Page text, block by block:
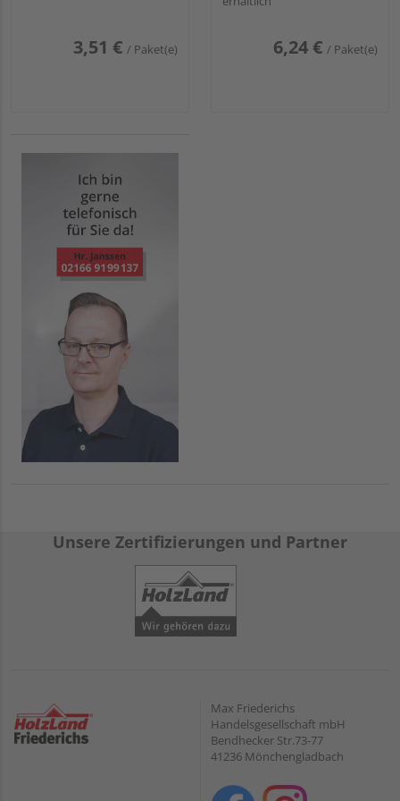
3,51 € / Paket(e) 6,24 € / Paket(e)
Unsere Zertifizierungen und Partner
Max Friederichs
Handelsgesellschaft mbH
Bendhecker Str.73-77
41236 Mönchengladbach